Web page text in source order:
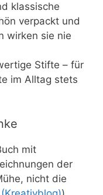
klassische
verpackt und
wirken sie nie
Stifte – für
im Alltag stets
mit
der
nicht die